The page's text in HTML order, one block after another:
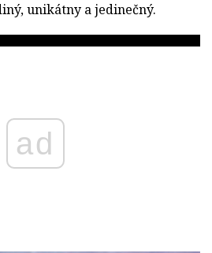
unikátny a jedinečný.
ad